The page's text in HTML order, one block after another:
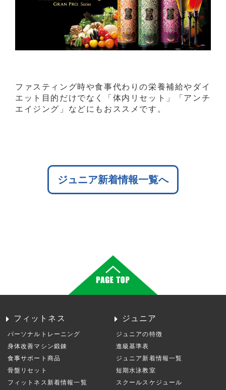
ファスティング時や食事代わりの栄養補給やダイ
エット目的だけでなく「体内リセット」「アンチ
エイジング」などにもおススメです。
ジュニア新着情報一覧へ
フィットネス
パーソナルトレーニング
身体改善マシン鍛錬
食事サポート商品
骨盤リセット
フィットネス新着情報一覧
ジュニア
ジュニアの特徴
進級基準表
ジュニア新着情報一覧
短期水泳教室
スクールスケジュール